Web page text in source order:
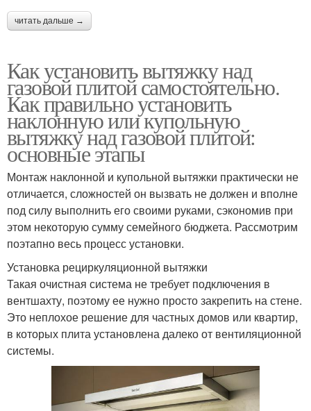
читать дальше →
Как установить вытяжку над
газовой плитой самостоятельно.
Как правильно установить
наклонную или купольную
вытяжку над газовой плитой:
основные этапы
Монтаж наклонной и купольной вытяжки практически не
отличается, сложностей он вызвать не должен и вполне
под силу выполнить его своими руками, сэкономив при
этом некоторую сумму семейного бюджета. Рассмотрим
поэтапно весь процесс установки.
Установка рециркуляционной вытяжки
Такая очистная система не требует подключения в
вентшахту, поэтому ее нужно просто закрепить на стене.
Это неплохое решение для частных домов или квартир,
в которых плита установлена далеко от вентиляционной
системы.